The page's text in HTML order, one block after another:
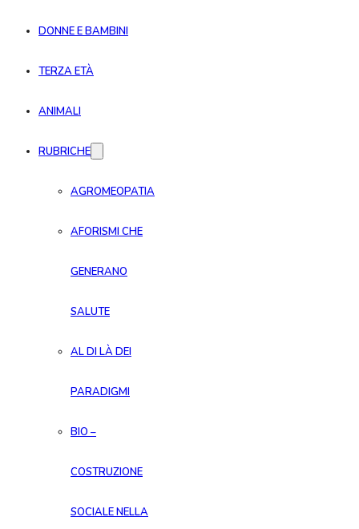
DONNE E BAMBINI
TERZA ETÀ
ANIMALI
RUBRICHE
AGROMEOPATIA
AFORISMI CHE
GENERANO
SALUTE
AL DI LÀ DEI
PARADIGMI
BIO –
COSTRUZIONE
SOCIALE NELLA